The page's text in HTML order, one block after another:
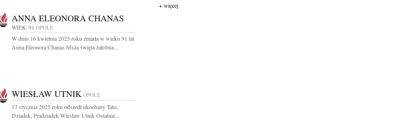
ANNA ELEONORA CHANAS
WIEK: 91 OPOLE
W dniu 16 kwietnia 2025 roku zmarła w wieku 91 lat
Anna Eleonora Chanas Msza święta żałobna...
WIESŁAW UTNIK OPOLE
17 stycznia 2025 roku odszedł ukochany Tato,
Dziadek, Pradziadek Wiesław Utnik Ostatnie...
+ więcej